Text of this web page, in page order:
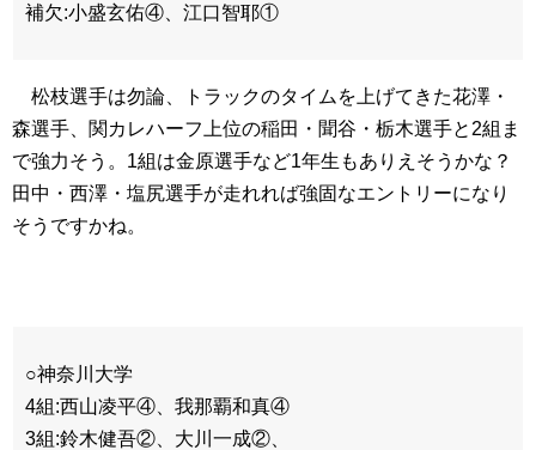
補欠:小盛玄佑④、江口智耶①
松枝選手は勿論、トラックのタイムを上げてきた花澤・
森選手、関カレハーフ上位の稲田・聞谷・栃木選手と2組ま
で強力そう。1組は金原選手など1年生もありえそうかな？
田中・西澤・塩尻選手が走れれば強固なエントリーになり
そうですかね。
○神奈川大学
4組:西山凌平④、我那覇和真④
3組:鈴木健吾②、大川一成②、